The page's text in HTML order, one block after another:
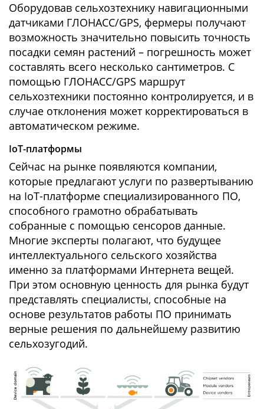
Оборудовав сельхозтехнику навигационными
датчиками ГЛОНАСС/GPS, фермеры получают
возможность значительно повысить точность
посадки семян растений – погрешность может
составлять всего несколько сантиметров. С
помощью ГЛОНАСС/GPS маршрут
сельхозтехники постоянно контролируется, и в
случае отклонения может корректироваться в
автоматическом режиме.
IoT-платформы
Сейчас на рынке появляются компании,
которые предлагают услуги по развертыванию
на IoT-платформе специализированного ПО,
способного грамотно обрабатывать
собранные с помощью сенсоров данные.
Многие эксперты полагают, что будущее
интеллектуального сельского хозяйства
именно за платформами Интернета вещей.
При этом основную ценность для рынка будут
представлять специалисты, способные на
основе результатов работы ПО принимать
верные решения по дальнейшему развитию
сельхозугодий.